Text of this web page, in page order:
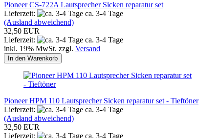
Pioneer CS-722A Lautsprecher Sicken reparatur set
Lieferzeit:
ca. 3-4 Tage
(Ausland abweichend)
32,50 EUR
Lieferzeit:
ca. 3-4 Tage
inkl. 19% MwSt. zzgl. Versand
In den Warenkorb
Pioneer HPM 110 Lautsprecher Sicken reparatur set - Tieftöner
Lieferzeit:
ca. 3-4 Tage
(Ausland abweichend)
32,50 EUR
Lieferzeit:
ca. 3-4 Tage